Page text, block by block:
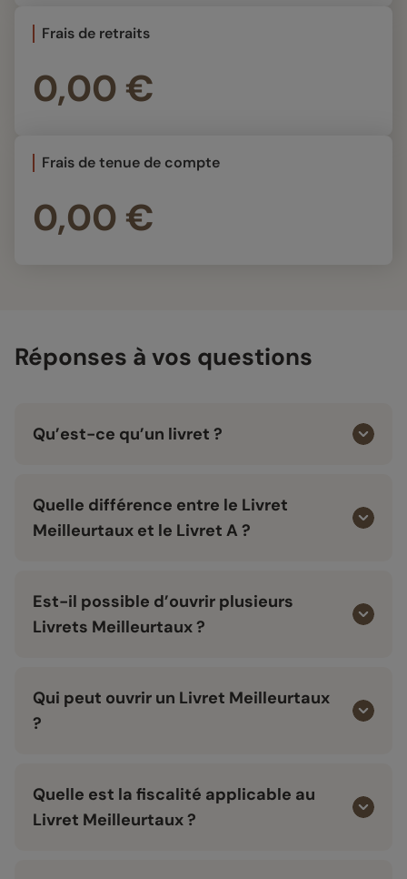
Frais de retraits
0,00 €
Frais de tenue de compte
0,00 €
Réponses à vos questions
Qu’est-ce qu’un livret ?
Quelle différence entre le Livret
Meilleurtaux et le Livret A ?
Est-il possible d’ouvrir plusieurs
Livrets Meilleurtaux ?
Qui peut ouvrir un Livret Meilleurtaux
?
Quelle est la fiscalité applicable au
Livret Meilleurtaux ?